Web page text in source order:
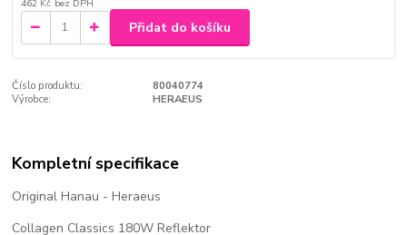
462 Kč bez DPH
Přidat do košíku
Číslo produktu:
80040774
Výrobce:
HERAEUS
Kompletní specifikace
Original Hanau - Heraeus
Collagen Classics 180W Reflektor